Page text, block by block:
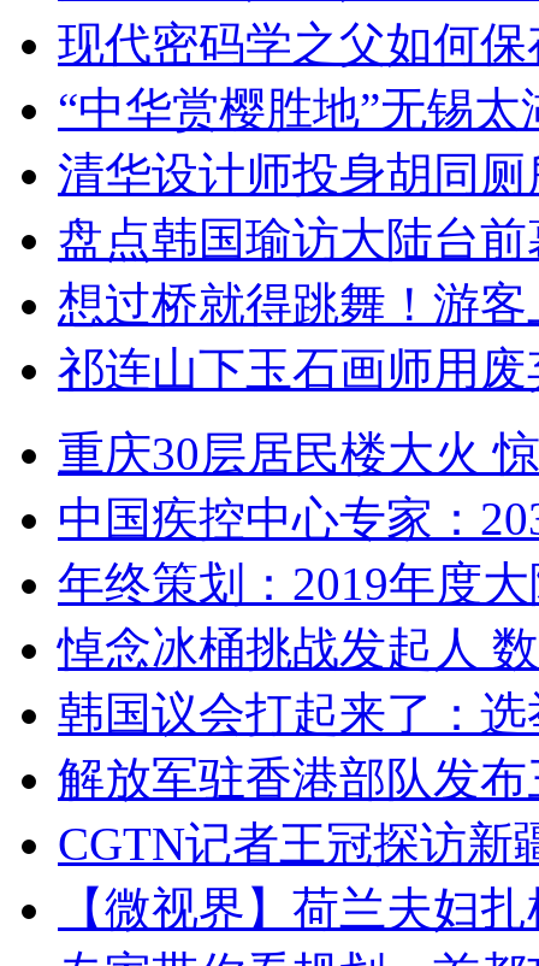
现代密码学之父如何
“中华赏樱胜地”无锡
清华设计师投身胡同
盘点韩国瑜访大陆台
想过桥就得跳舞！游客
祁连山下玉石画师用
重庆30层居民楼大火
中国疾控中心专家：
年终策划：2019年度
悼念冰桶挑战发起人
韩国议会打起来了：
解放军驻香港部队发
CGTN记者王冠探访新
【微视界】荷兰夫妇